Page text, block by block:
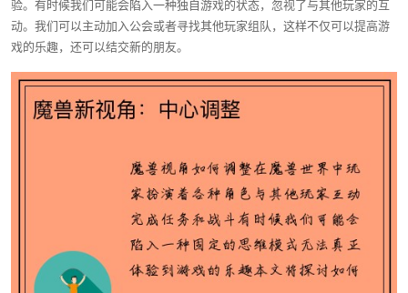
验。有时候我们可能会陷入一种独自游戏的状态，忽视了与其他玩家的互
动。我们可以主动加入公会或者寻找其他玩家组队，这样不仅可以提高游
戏的乐趣，还可以结交新的朋友。